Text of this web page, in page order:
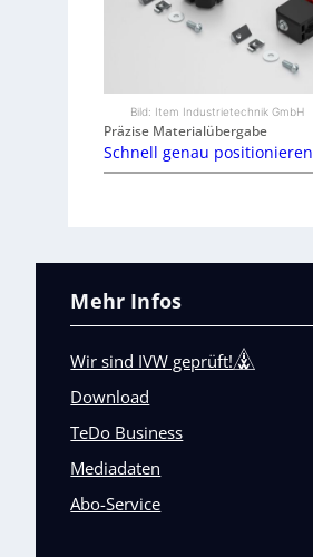
Bild: Item Industrietechnik GmbH
Präzise Materialübergabe
Schnell genau positionieren
Mehr Infos
Wir sind IVW geprüft!
Download
TeDo Business
Mediadaten
Abo-Service